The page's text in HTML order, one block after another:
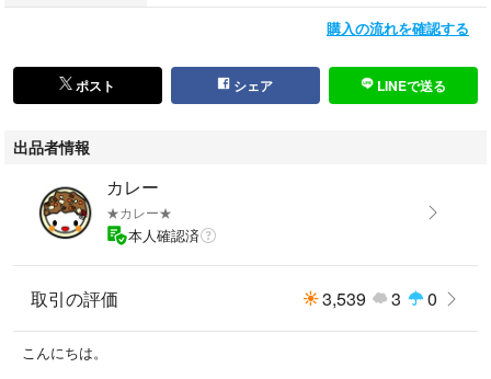
購入の流れを確認する
ポスト シェア LINEで送る
出品者情報
カレー
★カレー★
本人確認済
取引の評価 3,539 3 0
こんにちは。